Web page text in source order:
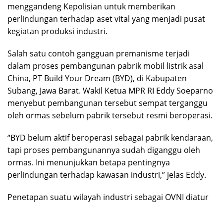
menggandeng Kepolisian untuk memberikan
perlindungan terhadap aset vital yang menjadi pusat
kegiatan produksi industri.
Salah satu contoh gangguan premanisme terjadi
dalam proses pembangunan pabrik mobil listrik asal
China, PT Build Your Dream (BYD), di Kabupaten
Subang, Jawa Barat. Wakil Ketua MPR RI Eddy Soeparno
menyebut pembangunan tersebut sempat terganggu
oleh ormas sebelum pabrik tersebut resmi beroperasi.
“BYD belum aktif beroperasi sebagai pabrik kendaraan,
tapi proses pembangunannya sudah diganggu oleh
ormas. Ini menunjukkan betapa pentingnya
perlindungan terhadap kawasan industri,” jelas Eddy.
Penetapan suatu wilayah industri sebagai OVNI diatur